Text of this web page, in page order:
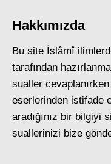
Hakkımızda
Bu site İslâmî
tarafından
sualler
eserlerinden istifade
aradığınız bir bilgiyi
suallerinizi bize